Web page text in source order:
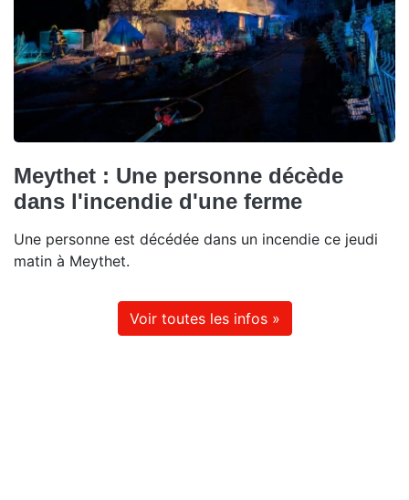
Meythet : Une personne décède
dans l'incendie d'une ferme
Une personne est décédée dans un incendie ce jeudi
matin à Meythet.
Voir toutes les infos »